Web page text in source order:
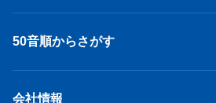
50音順からさがす
会社情報